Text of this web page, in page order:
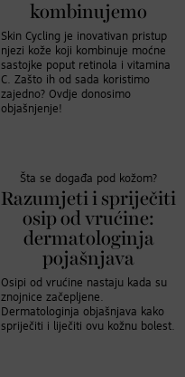
kombinujemo
Skin Cycling je inovativan pristup
njezi kože koji kombinuje moćne
sastojke poput retinola i vitamina
C. Zašto ih od sada koristimo
zajedno? Ovdje donosimo
objašnjenje!
Šta se događa pod kožom?
Razumjeti i spriječiti
osip od vrućine:
dermatologinja
pojašnjava
Osipi od vrućine nastaju kada su
znojnice začepljene.
Dermatologinja objašnjava kako
spriječiti i liječiti ovu kožnu bolest.